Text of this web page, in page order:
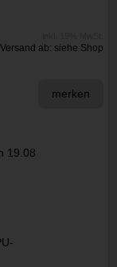
Versand ab: siehe Shop
merken
19.08